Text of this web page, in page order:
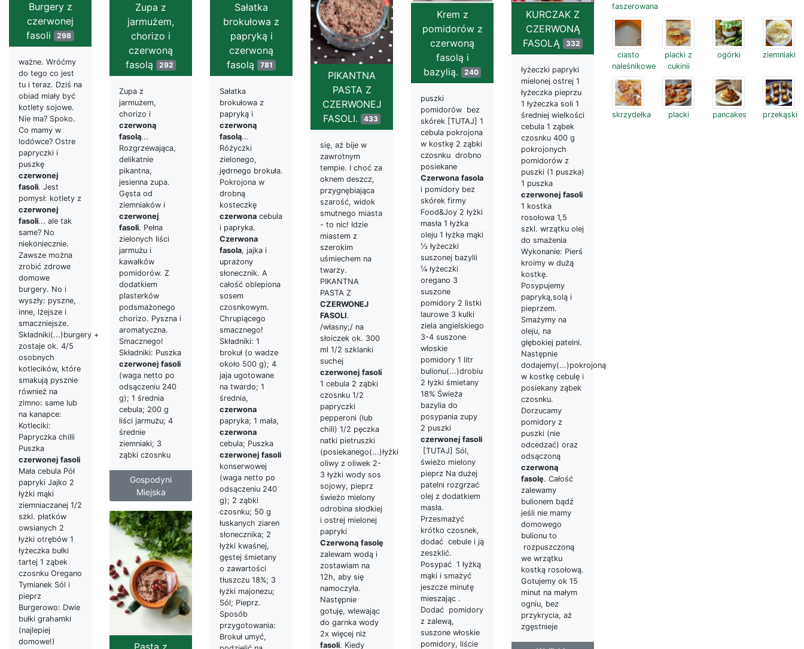
Burgery z
czerwonej
fasoli 298
ważne. Wróćmy
do tego co jest
tu i teraz. Dziś na
obiad miały być
kotlety sojowe.
Nie ma? Spoko.
Co mamy w
lodówce? Ostre
papryczki i
puszkę
czerwonej
fasoli. Jest
pomysł: kotlety z
czerwonej
fasoli... ale tak
same? No
niekoniecznie.
Zawsze można
zrobić zdrowe
domowe
burgery. No i
wyszły: pyszne,
inne, lżejsze i
smaczniejsze.
Składniki(...)burgery +
zostaje ok. 4/5
osobnych
kotlecików, które
smakują pysznie
również na
zimno: same lub
na kanapce:
Kotleciki:
Papryczka chilli
Puszka
czerwonej fasoli
Mała cebula Pół
papryki Jajko 2
łyżki mąki
ziemniaczanej 1/2
szkl. płatków
owsianych 2
łyżki otrębów 1
łyżeczka bułki
tartej 1 ząbek
czosnku Oregano
Tymianek Sól i
pieprz
Burgerowo: Dwie
bułki grahamki
(najlepiej
domowe!)
Zupa z
jarmużem,
chorizo i
czerwoną
fasolą
292
Zupa z
jarmużem,
chorizo i
czerwoną
fasolą...
Rozgrzewająca,
delikatnie
pikantna,
jesienna zupa.
Gęsta od
ziemniaków i
czerwonej
fasoli. Pełna
zielonych liści
jarmużu i
kawałków
pomidorów. Z
dodatkiem
plasterków
podsmażonego
chorizo. Pyszna i
aromatyczna.
Smacznego!
Składniki: Puszka
czerwonej fasoli
(waga netto po
odsączeniu 240
g); 1 średnia
cebula; 200 g
liści jarmużu; 4
średnie
ziemniaki; 3
ząbki czosnku
Gospodyni
Miejska
Sałatka
brokułowa z
papryką i
czerwoną
fasolą 781
Sałatka
brokułowa z
papryką i
czerwoną
fasolą...
Różyczki
zielonego,
jędrnego brokuła.
Pokrojona w
drobną
kosteczkę
czerwona cebula
i papryka.
Czerwona
fasola, jajka i
uprażony
słonecznik. A
całość oblepiona
sosem
czosnkowym.
Chrupiącego
smacznego!
Składniki: 1
brokuł (o wadze
około 500 g); 4
jaja ugotowane
na twardo; 1
średnia,
czerwona
papryka; 1 mała,
czerwona
cebula; Puszka
czerwonej fasoli
konserwowej
(waga netto po
odsączeniu 240
g); 2 ząbki
czosnku; 50 g
łuskanych ziaren
słonecznika; 2
łyżki kwaśnej,
gęstej śmietany
o zawartości
tłuszczu 18%; 3
łyżki majonezu;
Sól; Pieprz.
Sposób
przygotowania:
Brokuł umyć,
PIKANTNA
PASTA Z
CZERWONEJ
FASOLI.
433
się, aż bije w
zawrotnym
tempie. I choć za
oknem deszcz,
przygnębiająca
szarość, widok
smutnego miasta
- to nic! Idzie
miastem z
szerokim
uśmiechem na
twarzy.
PIKANTNA
PASTA Z
CZERWONEJ
FASOLI.
/własny;/ na
słoiczek ok. 300
ml 1/2 szklanki
suchej
czerwonej fasoli
1 cebula 2 ząbki
czosnku 1/2
papryczki
pepperoni (lub
chili) 1/2 pęczka
natki pietruszki
(posiekanego(...)łyżki
oliwy z oliwek 2-
3 łyżki wody sos
sojowy, pieprz
świeżo mielony
odrobina słodkiej
i ostrej mielonej
papryki
Czerwoną fasolę
zalewam wodą i
zostawiam na
12h, aby się
namoczyła.
Następnie
gotuję, wlewając
do garnka wody
2x więcej niż
fasoli. Kiedy
Krem z
pomidorów z
czerwoną
fasolą i
bazylią.
240
puszki
pomidorów bez
skórek [TUTAJ] 1
cebula pokrojona
w kostkę 2 ząbki
czosnku drobno
posiekane
Czerwona fasola
i pomidory bez
skórek firmy
Food&Joy 2 łyżki
masła 1 łyżka
oleju 1 łyżka mąki
½ łyżeczki
suszonej bazylii
¼ łyżeczki
oregano 3
suszone
pomidory 2 listki
laurowe 3 kulki
ziela angielskiego
3-4 suszone
włoskie
pomidory 1 litr
bulionu(...)drobiu
2 łyżki śmietany
18% Świeża
bazylia do
posypania zupy
2 puszki
czerwonej fasoli
[TUTAJ] Sól,
świeżo mielony
pieprz Na dużej
patelni rozgrzać
olej z dodatkiem
masła.
Przesmażyć
krótko czosnek,
dodać cebule i ją
zeszklić.
Posypać 1 łyżką
mąki i smażyć
jeszcze minutę
mieszając .
Dodać pomidory
z zalewą,
suszone włoskie
pomidory, liście
KURCZAK Z
CZERWONĄ
FASOLĄ
332
łyżeczki papryki
mielonej ostrej 1
łyżeczka pieprzu
1 łyżeczka soli 1
średniej wielkości
cebula 1 ząbek
czosnku 400 g
pokrojonych
pomidorów z
puszki (1 puszka)
1 puszka
czerwonej fasoli
1 kostka
rosołowa 1,5
szkl. wrzątku olej
do smażenia
Wykonanie: Pierś
kroimy w dużą
kostkę.
Posypujemy
papryką,solą i
pieprzem.
Smażymy na
oleju, na
głębokiej patelni.
Następnie
dodajemy(...)pokrojoną
w kostkę cebulę i
posiekany ząbek
czosnku.
Dorzucamy
pomidory z
puszki (nie
odcedzać) oraz
odsączoną
czerwoną
fasolę. Całość
zalewamy
bulionem bądź
jeśli nie mamy
domowego
bulionu to
rozpuszczoną
we wrzątku
kostką rosołową.
Gotujemy ok 15
minut na małym
ogniu, bez
przykrycia, aż
zgęstnieje
Pasta z
faszerowana
ciasto
naleśnikowe
placki z
cukinii
ogórki ziemniaki
skrzydełka placki pancakes przekąski